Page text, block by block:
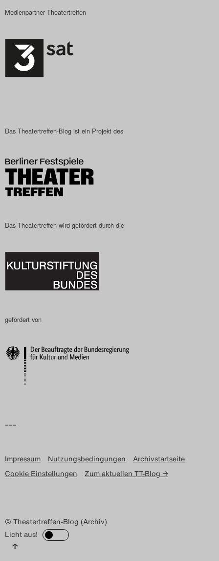
Medienpartner Theatertreffen
Das Theatertreffen-Blog ist ein Projekt des
Das Theatertreffen wird gefördert durch die
gefördert von
–––
Impressum Nutzungsbedingungen
Archivstartseite
Cookie Einstellungen
Zum aktuellen TT-Blog →
© Theatertreffen-Blog (Archiv)
Licht aus!
↑